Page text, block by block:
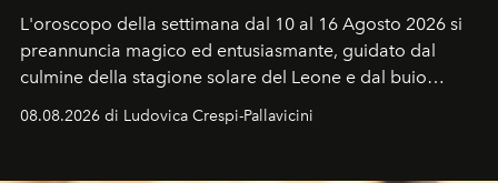
L'oroscopo della settimana dal 10 al 16 Agosto 2026 si
preannuncia magico ed entusiasmante, guidato dal
culmine della stagione solare del Leone e dal buio
favorevole della Luna nuova in Leone del 12 agosto,
ideale per la notte delle Perseidi.
08.08.2026 di Ludovica Crespi-Pallavicini